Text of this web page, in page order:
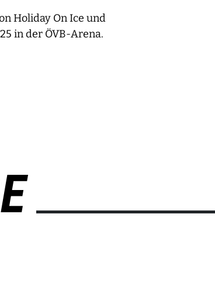
Holiday On Ice und
in der ÖVB-Arena.